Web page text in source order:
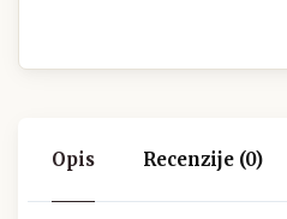
Opis Recenzije (0)